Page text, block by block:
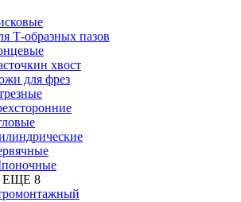
Т-образных пазов
хвост
для фрез
8